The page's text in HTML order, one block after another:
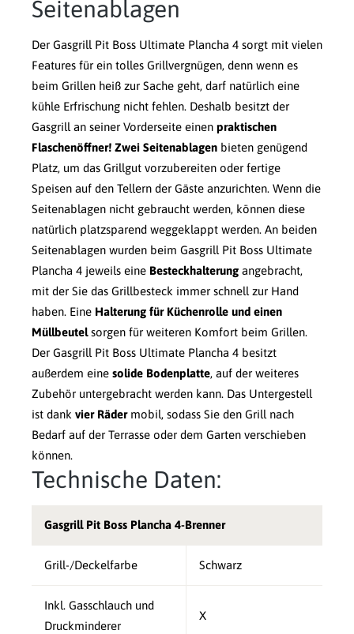
Seitenablagen
Der Gasgrill Pit Boss Ultimate Plancha 4 sorgt mit vielen
Features für ein tolles Grillvergnügen, denn wenn es
beim Grillen heiß zur Sache geht, darf natürlich eine
kühle Erfrischung nicht fehlen. Deshalb besitzt der
Gasgrill an seiner Vorderseite einen praktischen
Flaschenöffner! Zwei Seitenablagen bieten genügend
Platz, um das Grillgut vorzubereiten oder fertige
Speisen auf den Tellern der Gäste anzurichten. Wenn die
Seitenablagen nicht gebraucht werden, können diese
natürlich platzsparend weggeklappt werden. An beiden
Seitenablagen wurden beim Gasgrill Pit Boss Ultimate
Plancha 4 jeweils eine Besteckhalterung angebracht,
mit der Sie das Grillbesteck immer schnell zur Hand
haben. Eine Halterung für Küchenrolle und einen
Müllbeutelsorgen für weiteren Komfort beim Grillen.
Der Gasgrill Pit Boss Ultimate Plancha 4 besitzt
außerdem eine solide Bodenplatte, auf der weiteres
Zubehör untergebracht werden kann. Das Untergestell
ist dank vier Rädermobil, sodass Sie den Grill nach
Bedarf auf der Terrasse oder dem Garten verschieben
können.
Technische Daten:
Gasgrill Pit Boss Plancha 4-Brenner
Grill-/Deckelfarbe Schwarz
Inkl. Gasschlauch und
Druckminderer
X